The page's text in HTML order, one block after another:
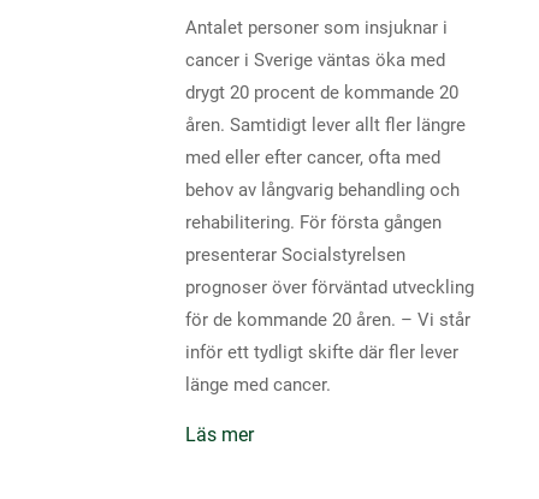
Antalet personer som insjuknar i
cancer i Sverige väntas öka med
drygt 20 procent de kommande 20
åren. Samtidigt lever allt fler längre
med eller efter cancer, ofta med
behov av långvarig behandling och
rehabilitering. För första gången
presenterar Socialstyrelsen
prognoser över förväntad utveckling
för de kommande 20 åren. – Vi står
inför ett tydligt skifte där fler lever
länge med cancer.
Läs mer